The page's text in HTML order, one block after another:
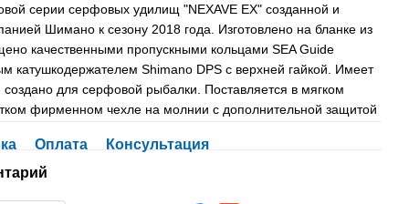
серии серфовых удилищ "NEXAVE EX" созданной и
Шимано к сезону 2018 года. Изготовлено на бланке из
качественными пропускными кольцами SEA Guide
катушкодержателем Shimano DPS с верхней гайкой. Имеет
для серфовой рыбалки. Поставляется в мягком
фирменном чехле на молнии с дополнительной защитой
Оплата
Консультация